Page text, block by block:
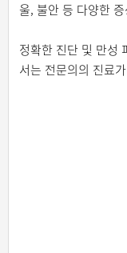
울, 불안 등 다양한
정확한 진단 및 만성
서는 전문의의 진료